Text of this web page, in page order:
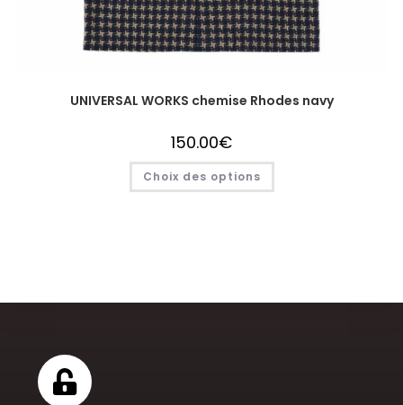
UNIVERSAL WORKS chemise Rhodes navy
150.00€
Choix des options